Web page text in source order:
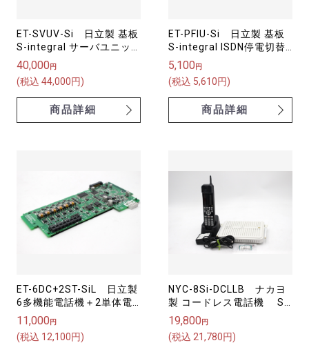
ET-SVUV-Si 日立製 基板
S-integral サーバユニッ
ト
40,000 円
(税込 44,000円)
商品詳細
ET-PFIU-Si 日立製 基板
S-integral ISDN停電切替
ユニット
5,100 円
(税込 5,610円)
商品詳細
ET-6DC+2ST-SiL 日立製
6多機能電話機＋2単体電
話機ユニット S-integral
11,000 円
(税込 12,100円)
NYC-8Si-DCLLB ナカヨ
製 コードレス電話機 S-
integral
19,800 円
(税込 21,780円)